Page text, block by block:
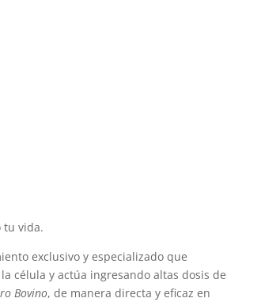
tu vida.
exclusivo y especializado que
célula y actúa ingresando altas dosis de
Bovino, de manera directa y eficaz en